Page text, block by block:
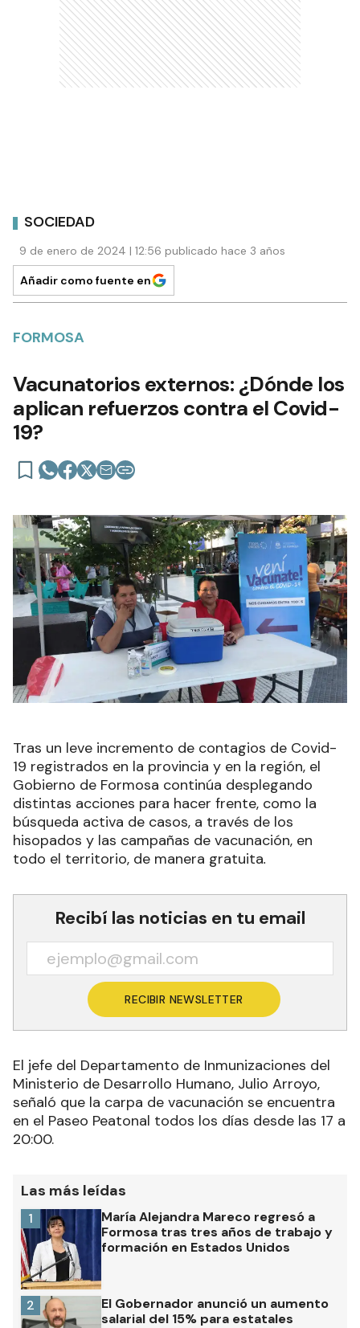
SOCIEDAD
9 de enero de 2024 | 12:56 publicado hace 3 años
Añadir como fuente en
FORMOSA
Vacunatorios externos: ¿Dónde los
aplican refuerzos contra el Covid-
19?
Tras un leve incremento de contagios de Covid-
19 registrados en la provincia y en la región, el
Gobierno de Formosa continúa desplegando
distintas acciones para hacer frente, como la
búsqueda activa de casos, a través de los
hisopados y las campañas de vacunación, en
todo el territorio, de manera gratuita.
Recibí las noticias en tu email
RECIBIR NEWSLETTER
El jefe del Departamento de Inmunizaciones del
Ministerio de Desarrollo Humano, Julio Arroyo,
señaló que la carpa de vacunación se encuentra
en el Paseo Peatonal todos los días desde las 17 a
20:00.
Las más leídas
María Alejandra Mareco regresó a
Formosa tras tres años de trabajo y
formación en Estados Unidos
1
El Gobernador anunció un aumento
salarial del 15% para estatales
2